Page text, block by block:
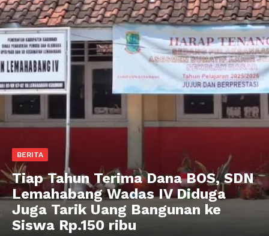
BERITA
Tiap Tahun Terima Dana BOS, SDN
Lemahabang Wadas IV Diduga
Juga Tarik Uang Bangunan ke
Siswa Rp.150 ribu